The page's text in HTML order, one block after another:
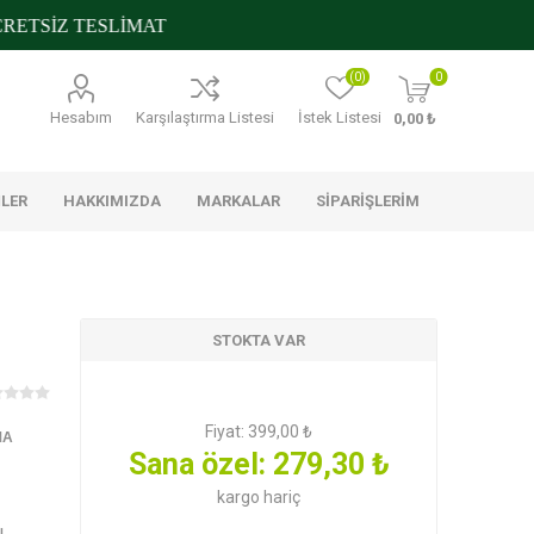
TESLİMAT
Hesabım Karşılaştırma Listesi İstek Listesi
(0) 0
0,00 ₺
Glutensiz
Konserveler ve Mezeler
Banyo Ürünleri
HAKKIMIZDA MARKALAR
Metro Chef
SIPARIŞLERIM
STOKTA VAR
Fiyat: 399,00 ₺
Sana özel: 279,30 ₺
kargo hariç